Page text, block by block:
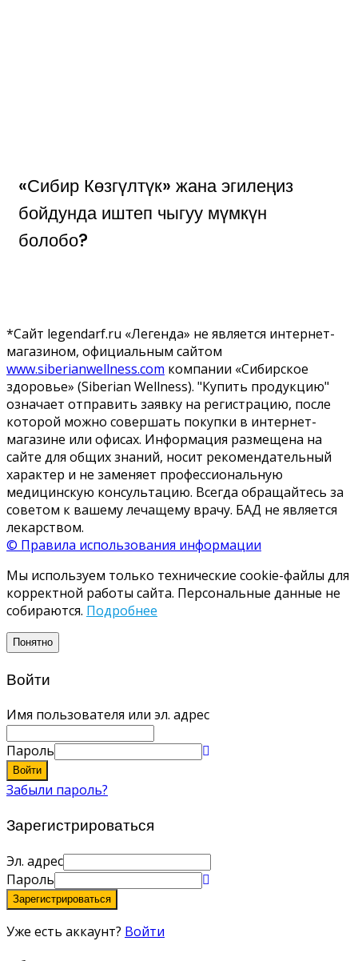
«Сибир Көзгүлтүк» жана эгилеңиз
бойдунда иштеп чыгуу мүмкүн
болобо?
*Сайт legendarf.ru «Легенда» не является интернет-
магазином, официальным сайтом
www.siberianwellness.com компании «Сибирское
здоровье» (Siberian Wellness). "Купить продукцию"
означает отправить заявку на регистрацию, после
которой можно совершать покупки в интернет-
магазине или офисах. Информация размещена на
сайте для общих знаний, носит рекомендательный
характер и не заменяет профессиональную
медицинскую консультацию. Всегда обращайтесь за
советом к вашему лечащему врачу. БАД не является
лекарством.
© Правила использования информации
Мы используем только технические cookie-файлы для
корректной работы сайта. Персональные данные не
собираются. Подробнее
Понятно
Войти
Имя пользователя или эл. адрес
Пароль
Войти
Забыли пароль?
Зарегистрироваться
Эл. адрес
Пароль
Зарегистрироваться
Уже есть аккаунт? Войти